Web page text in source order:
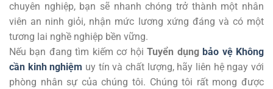
chuyên nghiệp, bạn sẽ nhanh chóng trở thành một nhân
viên an ninh giỏi, nhận mức lương xứng đáng và có một
tương lai nghề nghiệp bền vững.
Nếu bạn đang tìm kiếm cơ hộiTuyển dụng bảo vệ Không
cần kinh nghiệm uy tín và chất lượng, hãy liên hệ ngay với
phòng nhân sự của chúng tôi. Chúng tôi rất mong được